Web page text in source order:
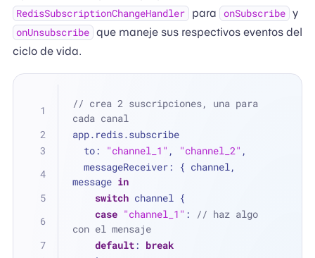
RedisSubscriptionChangeHandler para onSubscribe y
onUnsubscribe que maneje sus respectivos eventos del
ciclo de vida.
// crea 2 suscripciones, una para
cada canal
app.redis.subscribe
  to:
"channel_1" , "channel_2" ,
  messageReceiver: { channel,
message in
switch channel {
case "channel_1" : // haz algo
con el mensaje
default: break